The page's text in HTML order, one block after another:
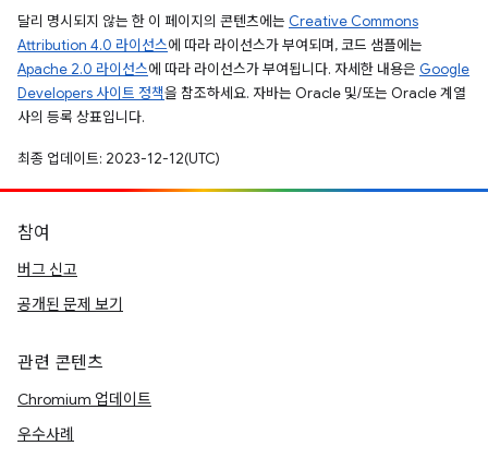
달리 명시되지 않는 한 이 페이지의 콘텐츠에는 Creative Commons
Attribution 4.0 라이선스에 따라 라이선스가 부여되며, 코드 샘플에는
Apache 2.0 라이선스에 따라 라이선스가 부여됩니다. 자세한 내용은 Google
Developers 사이트 정책을 참조하세요. 자바는 Oracle 및/또는 Oracle 계열
사의 등록 상표입니다.
최종 업데이트: 2023-12-12(UTC)
참여
버그 신고
공개된 문제 보기
관련 콘텐츠
Chromium 업데이트
우수사례